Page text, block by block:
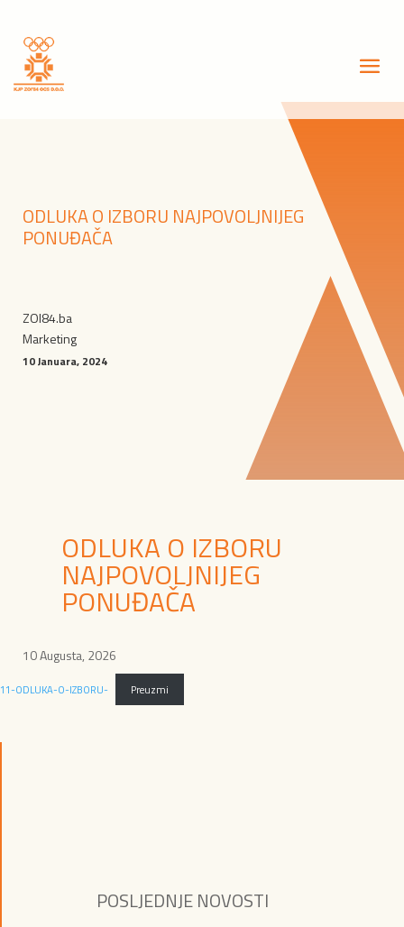
ODLUKA O IZBORU NAJPOVOLJNIJEG
PONUĐAČA
ZOI84.ba
Marketing
10 Januara, 2024
ODLUKA O IZBORU
NAJPOVOLJNIJEG
PONUĐAČA
10 Augusta, 2026
11-ODLUKA-O-IZBORU- Preuzmi
POSLJEDNJE NOVOSTI